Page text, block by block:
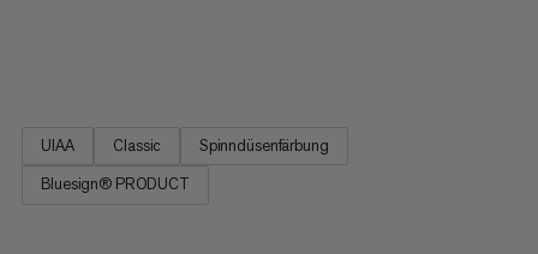
UIAA Classic
Spinndüsenfärbung
Bluesign® PRODUCT